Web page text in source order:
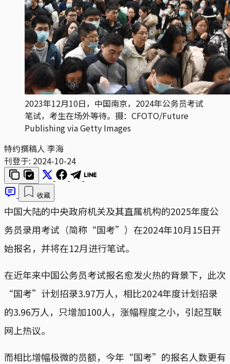
2023年12月10日，中国南京，2024年公务员考试
笔试，考生在场外等待。摄：CFOTO/Future
Publishing via Getty Images
特约撰稿人 李海
刊登于: 2024-10-24
收藏
中国大陆的中央政府机关及其直属机构的2025年度公
务员录用考试（简称“国考”）在2024年10月15日开
始报名，并将在12月进行笔试。
在近年来中国公务员考试报名愈发火热的背景下，此次
“国考”计划招录3.97万人，相比2024年度计划招录
的3.96万人，只增加100人，涨幅程度之小，引起互联
网上热议。
而相比增幅极微的员额，今年“国考”的报名人数更有